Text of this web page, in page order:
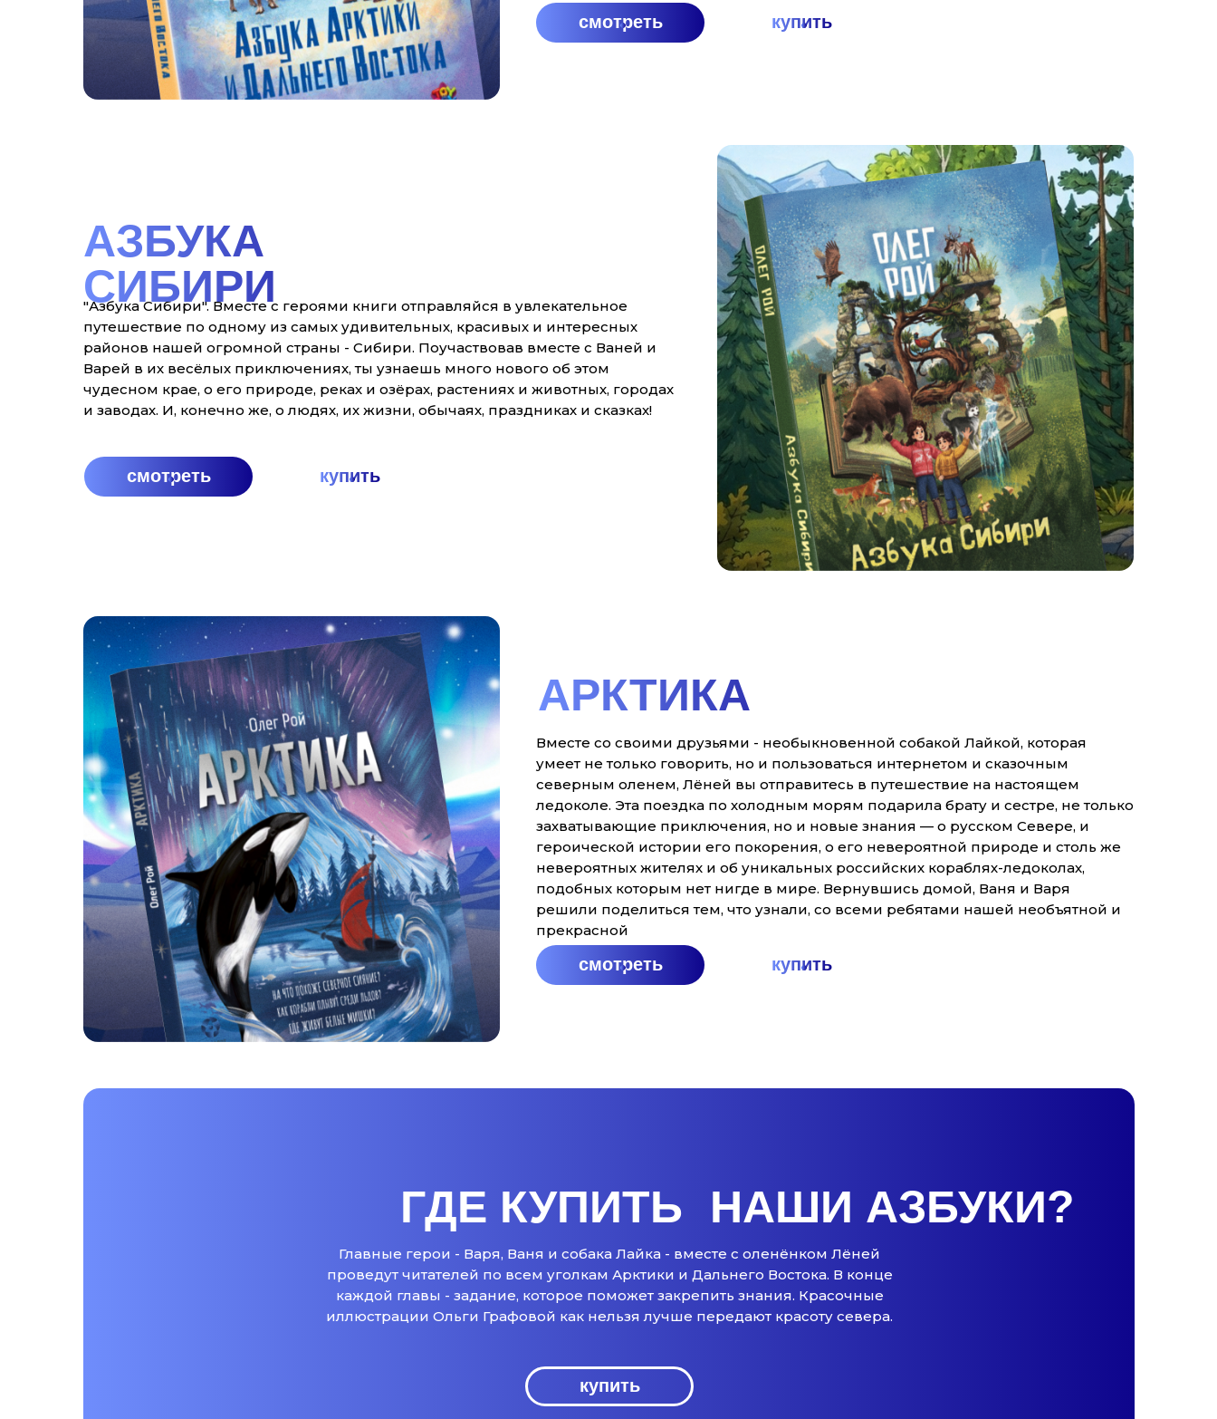
смотреть купить
смотреть купить
"Азбука Сибири". Вместе с героями книги отправляйся в увлекательное
путешествие по одному из самых удивительных, красивых и интересных
районов нашей огромной страны - Сибири. Поучаствовав вместе с Ваней и
Варей в их весёлых приключениях, ты узнаешь много нового об этом
чудесном крае, о его природе, реках и озёрах, растениях и животных, городах
и заводах. И, конечно же, о людях, их жизни, обычаях, праздниках и сказках!
АЗБУКА
СИБИРИ
смотреть купить
Вместе со своими друзьями - необыкновенной собакой Лайкой, которая
умеет не только говорить, но и пользоваться интернетом и сказочным
северным оленем, Лёней вы отправитесь в путешествие на настоящем
ледоколе. Эта поездка по холодным морям подарила брату и сестре, не только
захватывающие приключения, но и новые знания — о русском Севере, и
героической истории его покорения, о его невероятной природе и столь же
невероятных жителях и об уникальных российских кораблях-ледоколах,
подобных которым нет нигде в мире. Вернувшись домой, Ваня и Варя
решили поделиться тем, что узнали, со всеми ребятами нашей необъятной и
прекрасной
АРКТИКА
купить
Главные герои - Варя, Ваня и собака Лайка - вместе с оленёнком Лёней
проведут читателей по всем уголкам Арктики и Дальнего Востока. В конце
каждой главы - задание, которое поможет закрепить знания. Красочные
иллюстрации Ольги Графовой как нельзя лучше передают красоту севера.
ГДЕ КУПИТЬ НАШИ АЗБУКИ?